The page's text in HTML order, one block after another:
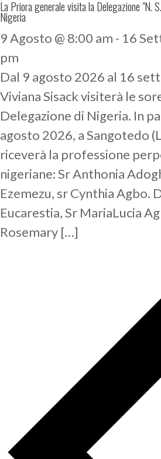
La Priora generale visita la Delegazione "N.
Nigeria
9 Agosto @ 8:00 am - 16
pm
Dal 9 agosto 2026 al 16
Viviana Sisack visiterà le
Delegazione di Nigeria. In
agosto 2026, a Sangotedo
riceverà la professione
nigeriane: Sr Anthonia
Ezemezu, sr Cynthia Agbo.
Eucarestia, Sr MariaLucia
Rosemary […]